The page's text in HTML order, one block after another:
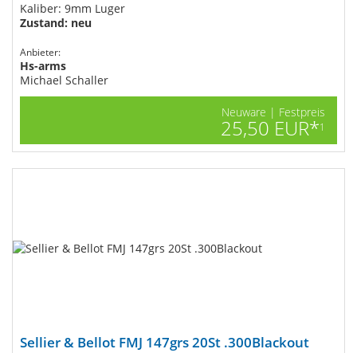
Kaliber: 9mm Luger
Zustand: neu
Anbieter:
Hs-arms
Michael Schaller
Neuware | Festpreis
25,50 EUR*1
Sellier & Bellot FMJ 147grs 20St .300Blackout